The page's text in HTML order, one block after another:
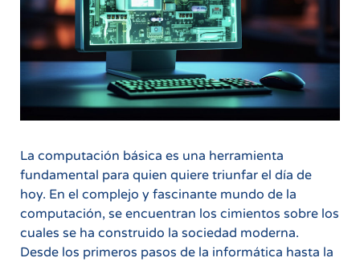
La computación básica es una herramienta
fundamental para quien quiere triunfar el día de
hoy. En el complejo y fascinante mundo de la
computación, se encuentran los cimientos sobre los
cuales se ha construido la sociedad moderna.
Desde los primeros pasos de la informática hasta la